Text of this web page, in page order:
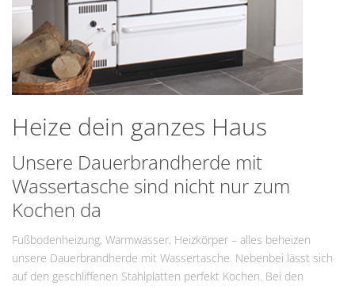
Heize dein ganzes Haus
Unsere Dauerbrandherde mit
Wassertasche sind nicht nur zum
Kochen da
Fußbodenheizung, Warmwasser, Heizkörper – alles beheizen
unsere Dauerbrandherde mit Wassertasche. Nebenbei lässt sich
auf den geschliffenen Stahlplatten perfekt Kochen. Bei den